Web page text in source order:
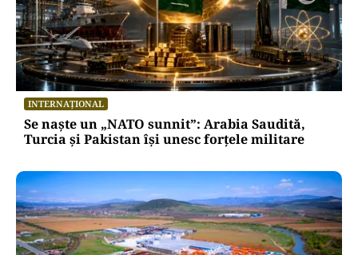
INTERNAȚIONAL
Se naște un „NATO sunnit”: Arabia Saudită,
Turcia și Pakistan își unesc forțele militare